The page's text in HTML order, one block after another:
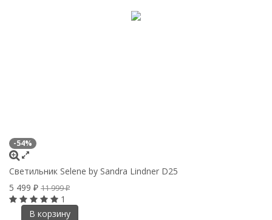
-54%
Светильник Selene by Sandra Lindner D25
5 499 ₽ 11 999₽
1
В корзину